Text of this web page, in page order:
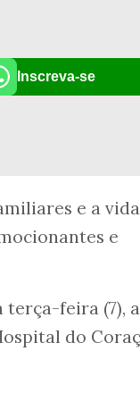
Inscreva-se
e a
e
feira (7),
do